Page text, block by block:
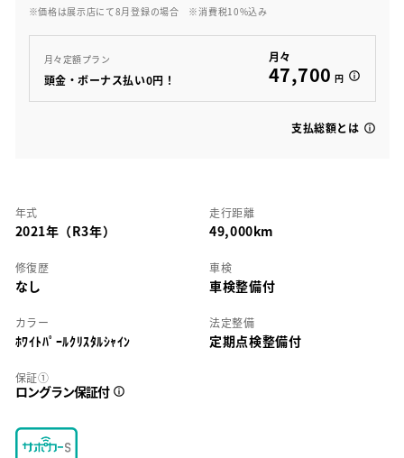
※価格は展示店にて8月登録の場合 ※消費税10%込み
月々定額プラン
頭金・ボーナス払い0円！
月々
47,700 円
支払総額とは
年式
2021年（R3年）
走行距離
49,000km
修復歴
なし
車検
車検整備付
カラー
ﾎﾜｲﾄﾊﾟｰﾙｸﾘｽﾀﾙｼｬｲﾝ
法定整備
定期点検整備付
保証①
ロングラン保証付